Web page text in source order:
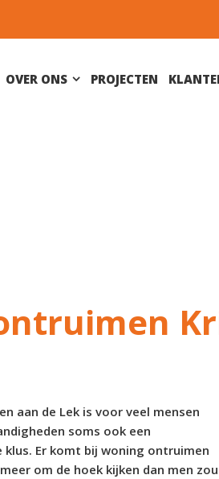
OVER ONS PROJECTEN
aan de Lek is voor veel mensen
soms ook een
Er komt bij woning ontruimen
om de hoek kijken dan men zou